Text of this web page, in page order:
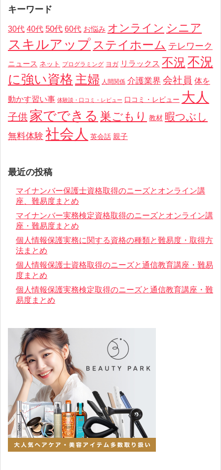
キーワード
30代 40代 50代 60代 お悩み オンライン シニア
スキルアップ ステイホーム テレワーク
ニュース ネット プログラミング ヨガ リラックス 不況不況
に強い資格 主婦 人間関係 介護業界 会社員 体を
動かす習い事 体験談・口コミ・レビュー 口コミ・レビュー 大人
子供 家でできる 巣ごもり 教材 暇つぶし
無料体験 社会人 英会話 親子
最近の投稿
マイナンバー保護士資格取得のニーズとオンライン講
座、難易度まとめ
マイナンバー実務検定資格取得のニーズとオンライン講
座・難易度まとめ
個人情報保護実務に関する資格の種類と難易度・取得方
法まとめ
個人情報保護士資格取得のニーズと通信教育講座・難易
度まとめ
個人情報保護実務検定取得のニーズと通信教育講座・難
易度まとめ